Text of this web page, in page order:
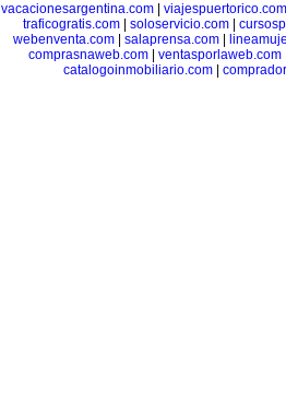
vacacionesargentina.com
viajespuertorico.com
traficogratis.com| soloservicio.com|
webenventa.com
salaprensa.com
comprasnaweb.com
ventasporlaweb.com
catalogoinmobiliario.com|